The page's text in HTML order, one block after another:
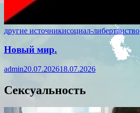
другие источникисоциал-либертанство
Новый мир.
admin20.07.202618.07.2026
Сексуальность